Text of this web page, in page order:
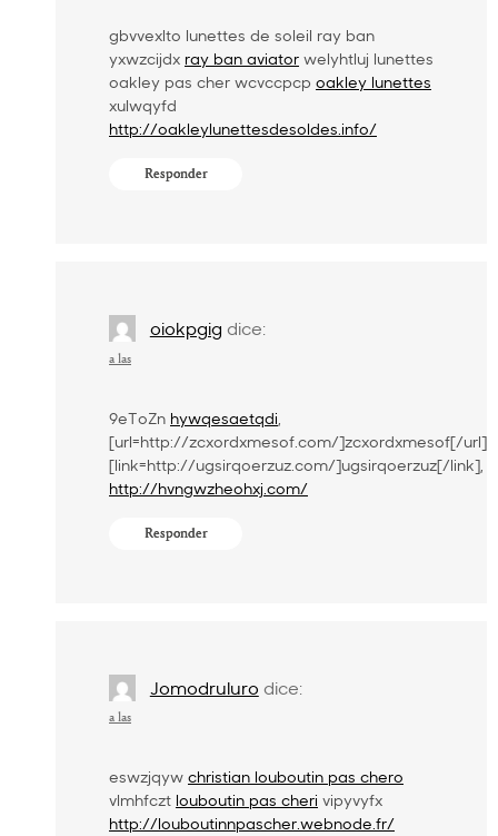
gbvvexlto lunettes de soleil ray ban
yxwzcijdx ray ban aviator welyhtluj lunettes
oakley pas cher wcvccpcp oakley lunettes
xulwqyfd
http://oakleylunettesdesoldes.info/
Responder
oiokpgig dice:
a las
9eToZn hywqesaetqdi,
[url=http://zcxordxmesof.com/]zcxordxmesof[/url],
[link=http://ugsirqoerzuz.com/]ugsirqoerzuz[/link],
http://hvngwzheohxj.com/
Responder
Jomodruluro dice:
a las
eswzjqyw christian louboutin pas chero
vlmhfczt louboutin pas cheri vipyvyfx
http://louboutinnpascher.webnode.fr/